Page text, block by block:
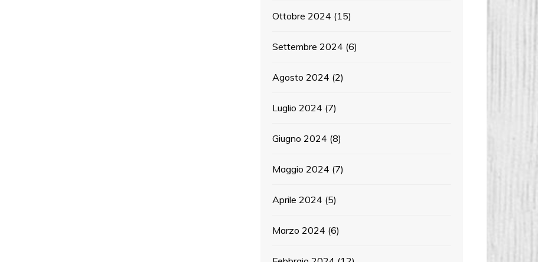
Ottobre 2024 (15)
Settembre 2024 (6)
Agosto 2024 (2)
Luglio 2024 (7)
Giugno 2024 (8)
Maggio 2024 (7)
Aprile 2024 (5)
Marzo 2024 (6)